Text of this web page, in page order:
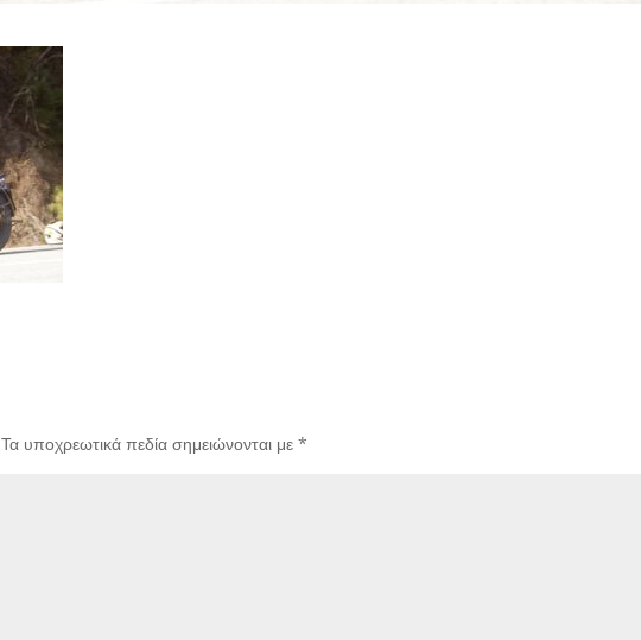
Τα υποχρεωτικά πεδία σημειώνονται με*